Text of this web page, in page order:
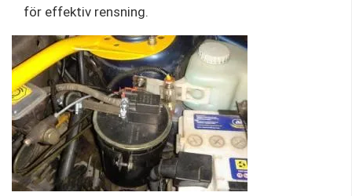
för effektiv rensning.